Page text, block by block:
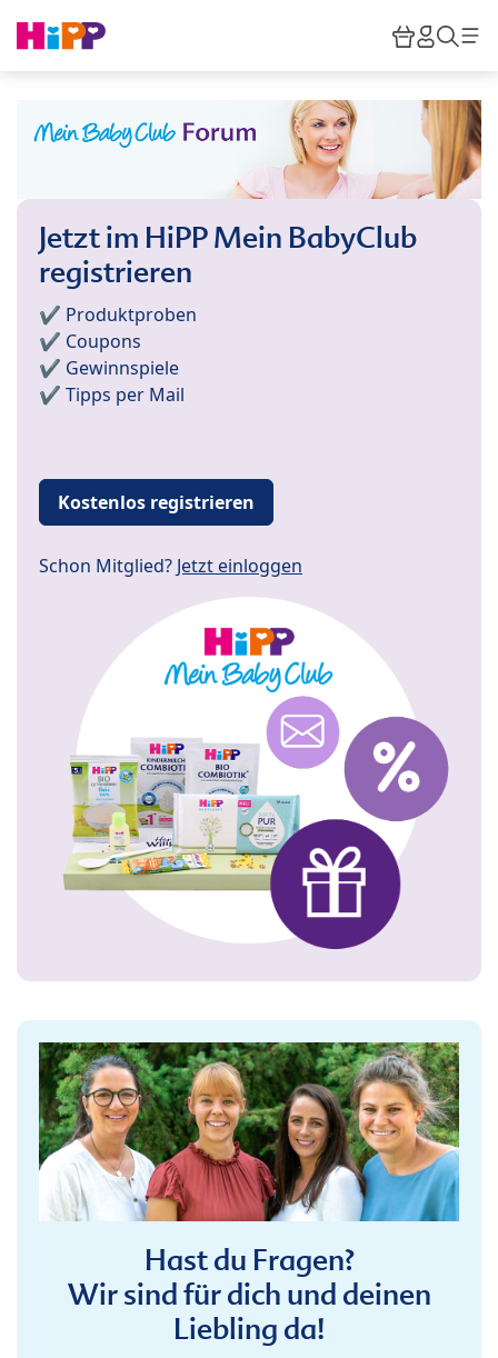
HiPP
Jetzt im HiPP Mein BabyClub
registrieren
✔️ Produktproben
✔️ Coupons
✔️ Gewinnspiele
✔️ Tipps per Mail
Kostenlos registrieren
Schon Mitglied? Jetzt einloggen
Hast du Fragen?
Wir sind für dich und deinen
Liebling da!